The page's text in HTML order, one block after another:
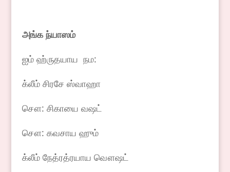
அங்க ந்யாஸம்
ஐம் ஹ்ருதயாய நம:
க்லீம் சிரசே ஸ்வாஹா
சௌ: சிகாயை வஷட்
சௌ: கவசாய ஹும்
க்லீம் நேத்ரத்ரயாய வௌஷட்